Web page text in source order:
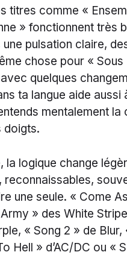
titres comme «
» fonctionnent très
pulsation claire,
chose pour «
quelques
ta langue aide aussi
mentalement la
doigts.
la logique change
une seule. « Come
» des White
« Song 2 » de
Hell » d’AC/DC ou «